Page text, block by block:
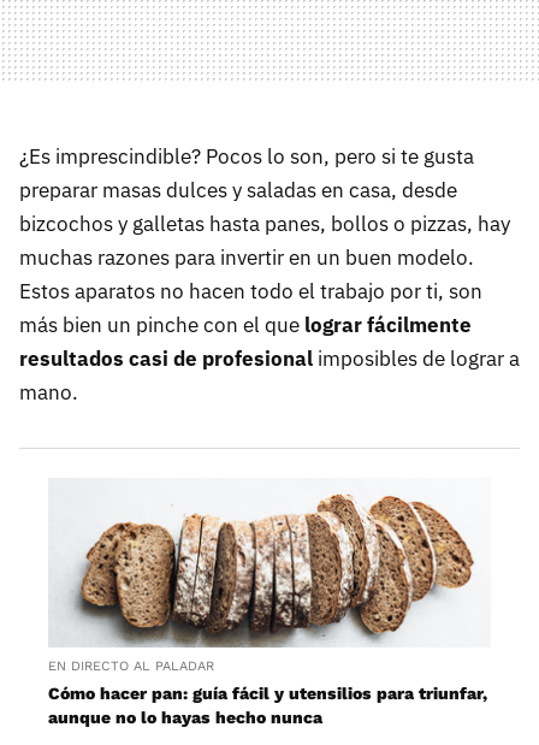
¿Es imprescindible? Pocos lo son, pero si te gusta
preparar masas dulces y saladas en casa, desde
bizcochos y galletas hasta panes, bollos o pizzas, hay
muchas razones para invertir en un buen modelo.
Estos aparatos no hacen todo el trabajo por ti, son
más bien un pinche con el que lograr fácilmente
resultados casi de profesional imposibles de lograr a
mano.
EN DIRECTO AL PALADAR
Cómo hacer pan: guía fácil y utensilios para triunfar,
aunque no lo hayas hecho nunca